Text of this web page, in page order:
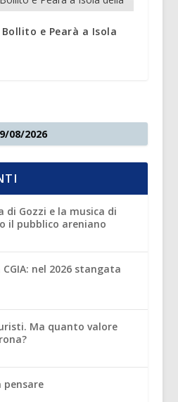
e Pearà a Isola
08/2026
Gozzi e la musica di
il pubblico areniano
nel 2026 stangata
Ma quanto valore
pensare